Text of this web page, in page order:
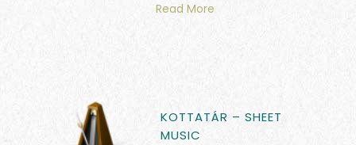
Read More
KOTTATÁR – SHEET
MUSIC